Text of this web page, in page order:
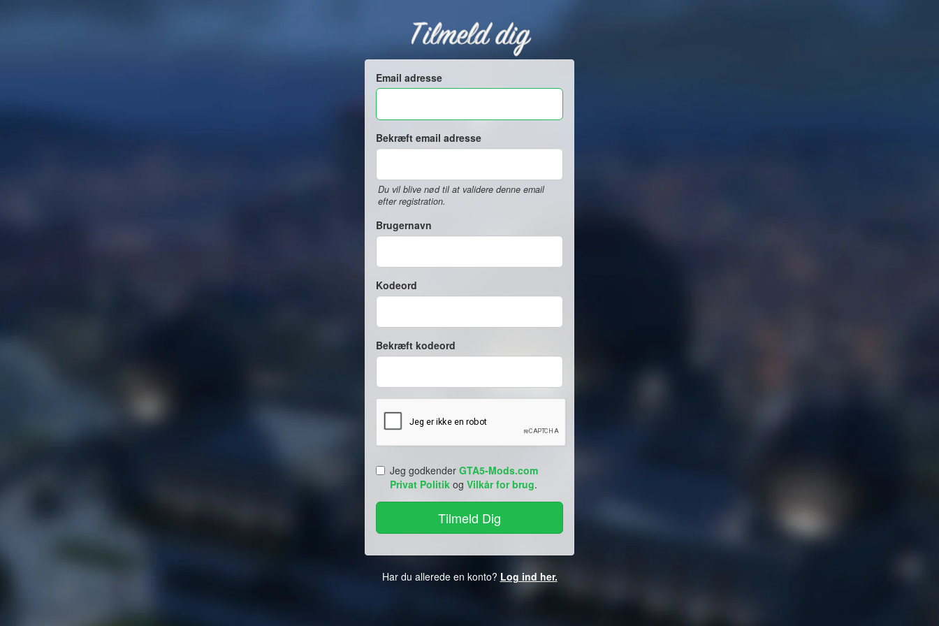
Tilmeld dig
Email adresse
Bekræft email adresse
Du vil blive nød til at validere denne email
efter registration.
Brugernavn
Kodeord
Bekræft kodeord
Jeg godkender GTA5-Mods.com
Privat Politik og Vilkår for brug.
Har du allerede en konto? Log ind her.